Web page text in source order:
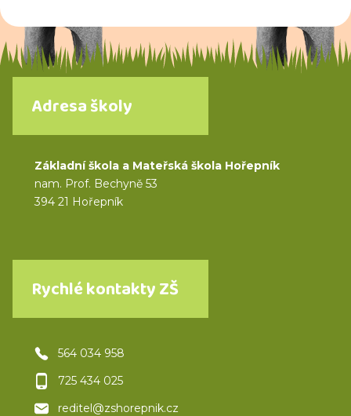
Adresa školy
Základní škola a Mateřská škola Hořepník
nam. Prof. Bechyně 53
394 21 Hořepník
Rychlé kontakty ZŠ
564 034 958
725 434 025
reditel@zshorepnik.cz